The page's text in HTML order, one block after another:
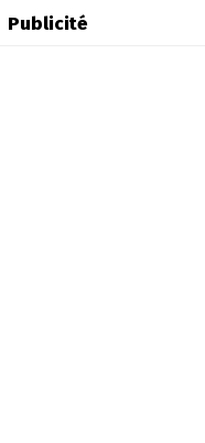
Publicité